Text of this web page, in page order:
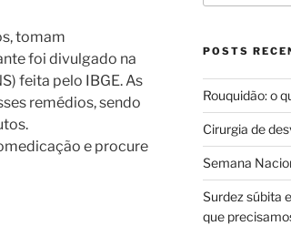
tomam
foi divulgado na
feita pelo IBGE. As
remédios, sendo
e procure
POSTS
Rouquidão: o
Cirurgia de
Semana
Surdez súbita
que